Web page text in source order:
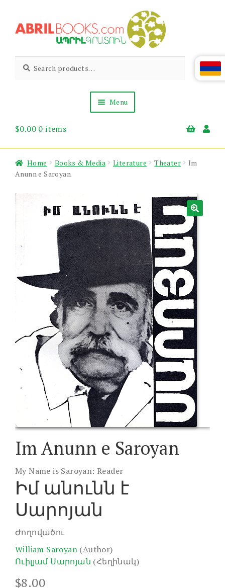
to
to
Abril
Books
Living
Armenian
for:
Menu
About Us
$0.00 0 items
Home Books & Media Literature Theater
Im
Anunn e Saroyan
Im Anunn e Saroyan
My Name is Saroyan: Reader
Իմ անունն է
Սարոյան
Ժողովածու
William Saroyan (Author)
Ուիլյամ Սարոյան (Հեղինակ)
$8.00